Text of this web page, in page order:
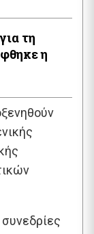
τη
η